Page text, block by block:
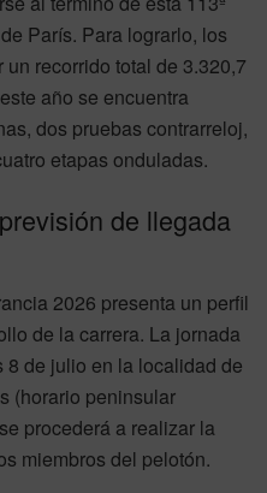
París. Para lograrlo, los
recorrido total de 3.320,7
año se encuentra
dos pruebas contrarreloj,
etapas onduladas.
de llegada
2026 presenta un perfil
de la carrera. La jornada
de julio en la localidad de
(horario peninsular
procederá a realizar la
miembros del pelotón.